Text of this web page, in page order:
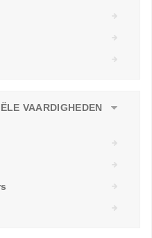
VAARDIGHEDEN